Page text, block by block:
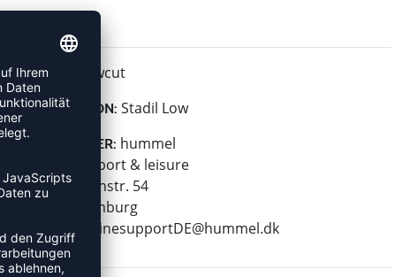
HÖHE: Lowcut
KOLLEKTION: Stadil Low
HERSTELLER: hummel
hummel sport & leisure
Leverkusenstr. 54
22761 Hamburg
E-Mail:
onlinesupportDE@hummel.dk